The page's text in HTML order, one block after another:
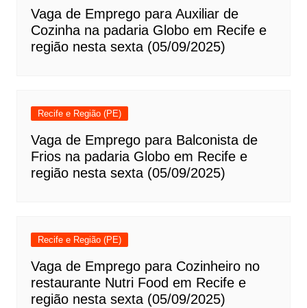
Vaga de Emprego para Auxiliar de
Cozinha na padaria Globo em Recife e
região nesta sexta (05/09/2025)
Recife e Região (PE)
Vaga de Emprego para Balconista de
Frios na padaria Globo em Recife e
região nesta sexta (05/09/2025)
Recife e Região (PE)
Vaga de Emprego para Cozinheiro no
restaurante Nutri Food em Recife e
região nesta sexta (05/09/2025)